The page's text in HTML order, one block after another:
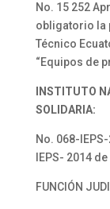
No. 15 252
obligatorio la
Técnico
“Equipos de
INSTITUTO
SOLIDARIA:
No. 068-
IEPS- 2014
FUNCIÓN